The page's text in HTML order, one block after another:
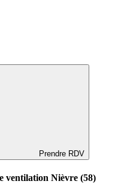
Prendre RDV
ventilation Nièvre (58)